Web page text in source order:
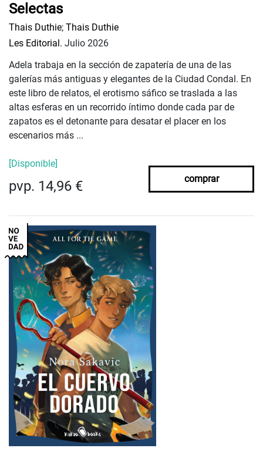
Selectas
Thais Duthie; Thais Duthie
Les Editorial. Julio 2026
Adela trabaja en la sección de zapatería de una de las
galerías más antiguas y elegantes de la Ciudad Condal. En
este libro de relatos, el erotismo sáfico se traslada a las
altas esferas en un recorrido íntimo donde cada par de
zapatos es el detonante para desatar el placer en los
escenarios más ...
[Disponible]
pvp. 14,96 € comprar